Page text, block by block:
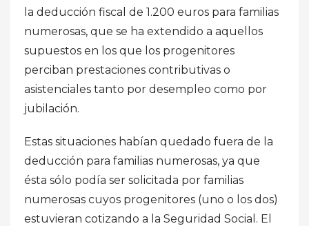
la deducción fiscal de 1.200 euros para familias
numerosas, que se ha extendido a aquellos
supuestos en los que los progenitores
perciban prestaciones contributivas o
asistenciales tanto por desempleo como por
jubilación.
Estas situaciones habían quedado fuera de la
deducción para familias numerosas, ya que
ésta sólo podía ser solicitada por familias
numerosas cuyos progenitores (uno o los dos)
estuvieran cotizando a la Seguridad Social. El